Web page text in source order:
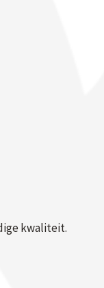
kwaliteit.